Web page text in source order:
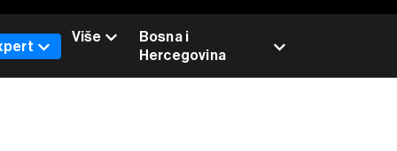
Bosna i
Hercegovina
Više